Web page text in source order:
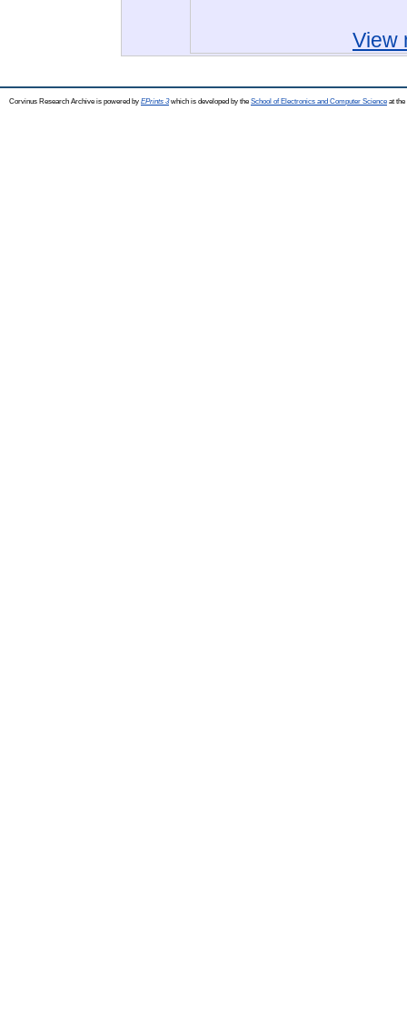
View
Corvinus Research Archive is powered by EPrints 3which is developed by the School of Electronics and Computer Science at